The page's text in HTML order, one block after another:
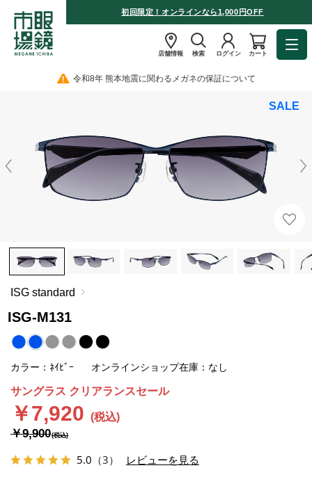
初回限定！オンラインなら1,000円OFF
店舗情報 検索 ログイン カート
令和8年 熊本地震に関わるメガネの保証について
SALE
ISG standard
ISG-M131
5.0 （3） レビューを見る
カラー：ﾈｲﾋﾞｰ オンラインショップ在庫：なし
サングラス クリアランスセール
￥7,920
￥9,900